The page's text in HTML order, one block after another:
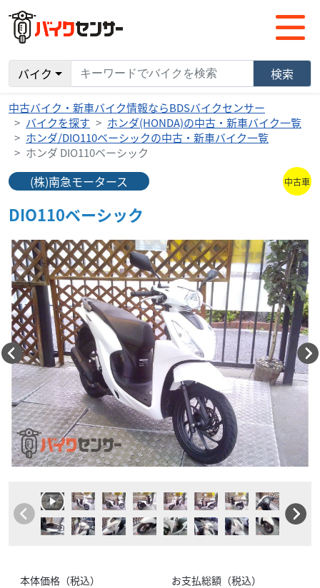
バイク 検索
中古バイク・新車バイク情報ならBDSバイクセンサー
バイクを探す
ホンダ(HONDA)の中古・新車バイク一覧
ホンダ/DIO110ベーシックの中古・新車バイク一覧
ホンダ DIO110ベーシック
(株)南急モータース 中古車
DIO110ベーシック
本体価格（税込） お支払総額（税込）